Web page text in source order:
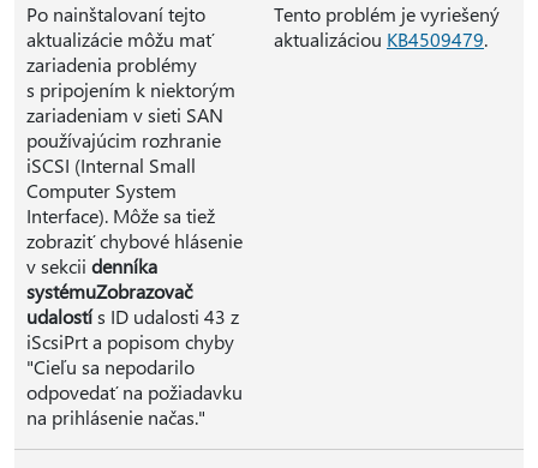
Po nainštalovaní tejto
aktualizácie môžu mať
zariadenia problémy
s pripojením k niektorým
zariadeniam v sieti SAN
používajúcim rozhranie
iSCSI (Internal Small
Computer System
Interface). Môže sa tiež
zobraziť chybové hlásenie
v sekcii denníka
systémuZobrazovač
udalostís ID udalosti 43 z
iScsiPrt a popisom chyby
"Cieľu sa nepodarilo
odpovedať na požiadavku
na prihlásenie načas."
Tento problém je vyriešený
aktualizáciou KB4509479.